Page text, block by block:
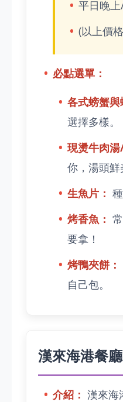
平日晚
(以上價
必點選單：
各式螃蟹與
選擇多樣。
現燙牛肉湯
你，湯頭鮮
生魚片：
烤香魚：
要拿！
烤鴨夾餅：
自己包。
漢來海港餐
介紹： 漢來海